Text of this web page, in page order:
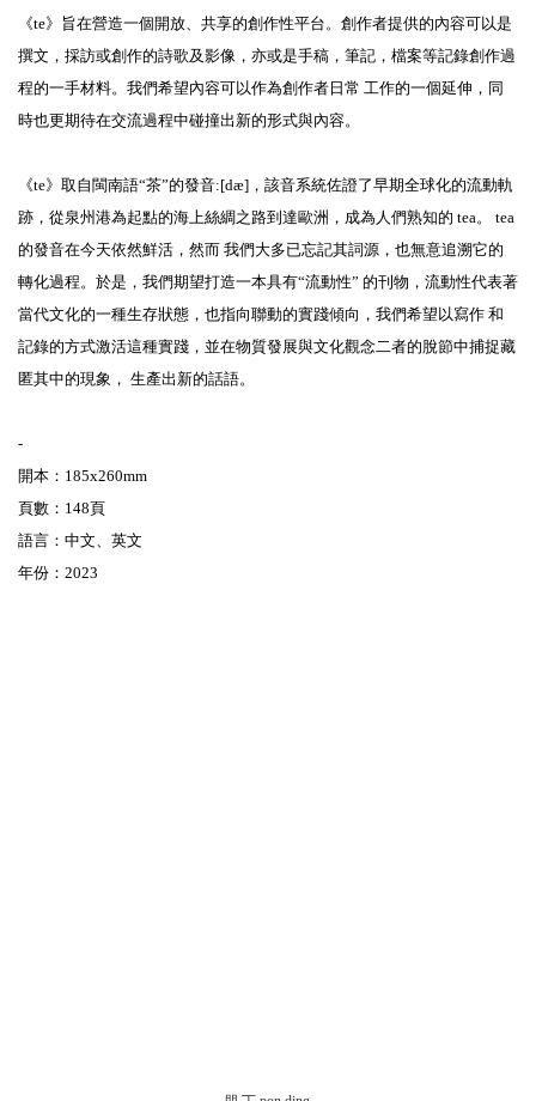
《te》旨在營造一個開放、共享的創作性平台。創作者提供的內容可以是
撰文，採訪或創作的詩歌及影像，亦或是手稿，筆記，檔案等記錄創作過
程的一手材料。我們希望內容可以作為創作者日常 工作的一個延伸，同
時也更期待在交流過程中碰撞出新的形式與內容。
《te》取自閩南語“茶”的發音:[dæ]，該音系統佐證了早期全球化的流動軌
跡，從泉州港為起點的海上絲綢之路到達歐洲，成為人們熟知的 tea。 tea
的發音在今天依然鮮活，然而 我們大多已忘記其詞源，也無意追溯它的
轉化過程。於是，我們期望打造一本具有“流動性” 的刊物，流動性代表著
當代文化的一種生存狀態，也指向聯動的實踐傾向，我們希望以寫作 和
記錄的方式激活這種實踐，並在物質發展與文化觀念二者的脫節中捕捉藏
匿其中的現象， 生產出新的話語。
-
開本：185x260mm
頁數：148頁
語言：中文、英文
年份：2023